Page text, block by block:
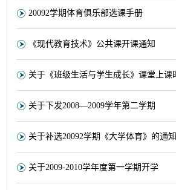
20092学期体育俱乐部选课手册
《现代教育技术》公共课开课通知
关于下发2008—2009学年第二学期
关于补选20092学期《大学体育》的通知
关于2009-2010学年度第一学期开学